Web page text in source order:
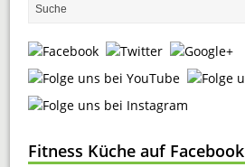
Fitness Küche auf Facebook